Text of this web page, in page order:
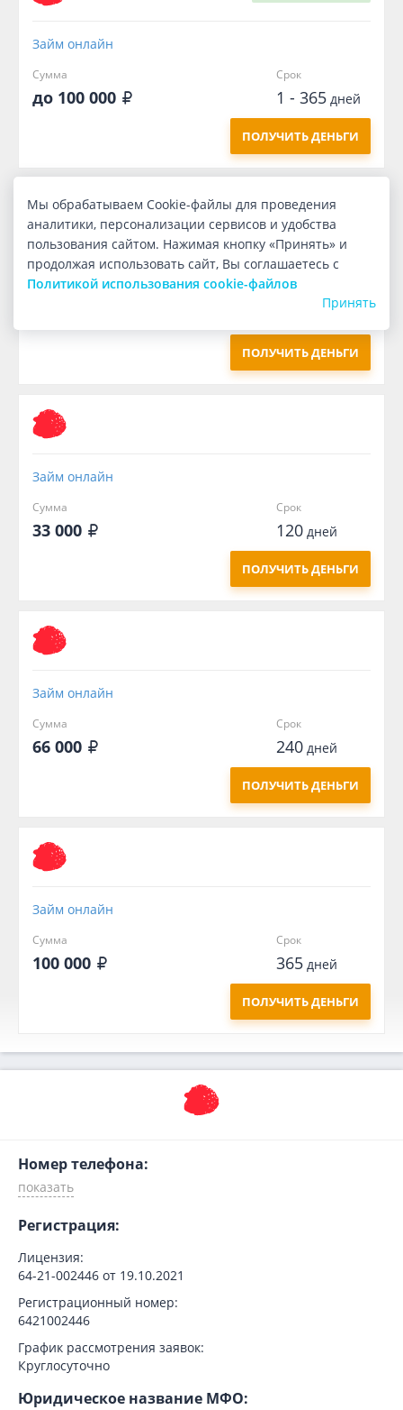
Займ онлайн
Сумма
до 100 000
Срок
1 - 365дней
ПОЛУЧИТЬ ДЕНЬГИ
Первыйбесплатно
Займ онлайн
Сумма Срок
ПОЛУЧИТЬ ДЕНЬГИ
Займ онлайн
Сумма
33 000
Срок
120дней
ПОЛУЧИТЬ ДЕНЬГИ
Займ онлайн
Сумма
66 000
Срок
240дней
ПОЛУЧИТЬ ДЕНЬГИ
Займ онлайн
Сумма
100 000
Срок
365дней
ПОЛУЧИТЬ ДЕНЬГИ
Номер телефона:
Регистрация:
Лицензия:
64-21-002446 от 19.10.2021
Регистрационный номер:
6421002446
График рассмотрения заявок:
Круглосуточно
Юридическое название МФО:
Мы обрабатываем Cookie-файлы для проведения
аналитики, персонализации сервисов и удобства
пользования сайтом. Нажимая кнопку «Принять» и
продолжая использовать сайт, Вы соглашаетесь с
Политикой использования cookie-файлов
Принять